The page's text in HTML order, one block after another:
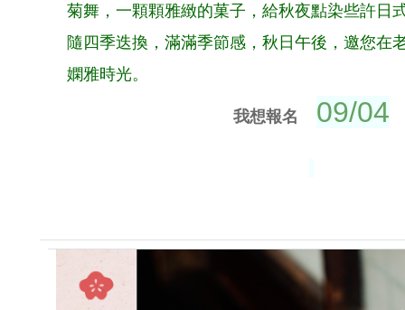
菊舞，一顆顆雅緻的菓子，給秋夜點染些許日
隨四季迭換，滿滿季節感，秋日午後，邀您在
嫻雅時光。
我想報名 09/04